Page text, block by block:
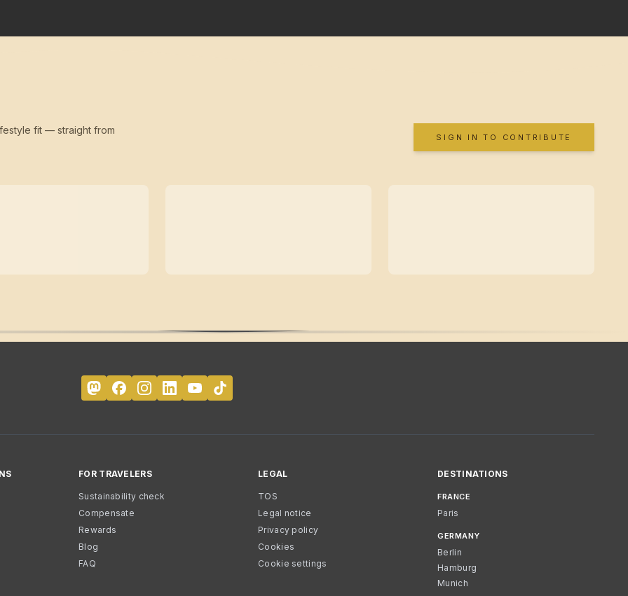
fit — straight from
SIGN IN TO CONTRIBUTE
FOR TRAVELERS
Sustainability check
Compensate
Rewards
Blog
FAQ
LEGAL
TOS
Legal notice
Privacy policy
Cookies
Cookie settings
DESTINATIONS
FRANCE
Paris
GERMANY
Berlin
Hamburg
Munich